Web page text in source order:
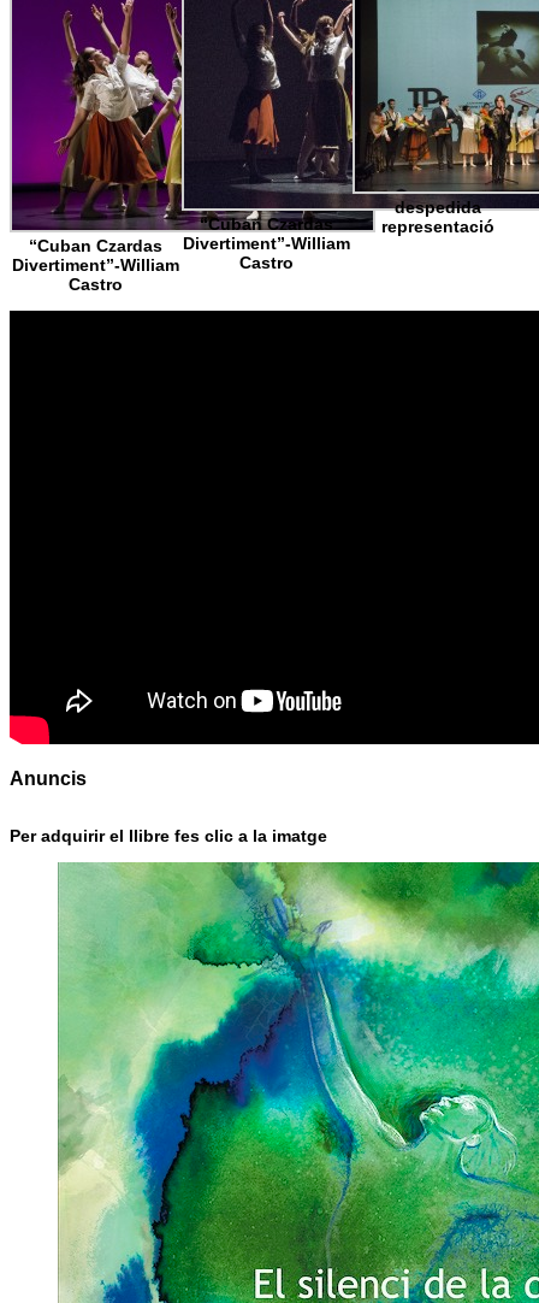
“Cuban Czardas
Divertiment”-William
Castro
“Cuban Czardas
Divertiment”-William
Castro
despedida
representació
Anuncis
Per adquirir el llibre fes clic a la imatge